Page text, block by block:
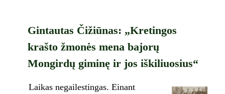
Gintautas Čižiūnas: „Kretingos
krašto žmonės mena bajorų
Mongirdų giminę ir jos iškiliuosius“
Laikas negailestingas. Einant